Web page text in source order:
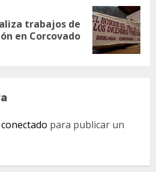
trabajos de
en Corcovado
conectado para publicar un